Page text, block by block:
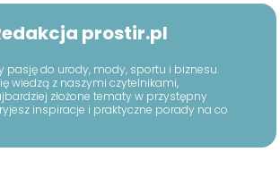
prostir.pl
pasję do urody, mody, sportu i biznesu.
wiedzą z naszymi czytelnikami,
złożone tematy w przystępny
inspiracje i praktyczne porady na co